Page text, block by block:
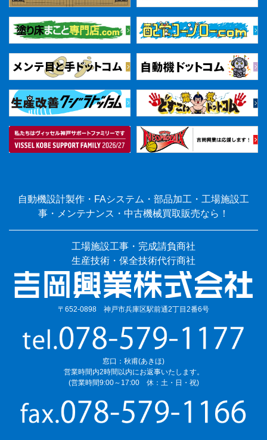
自動機設計製作・FAシステム・部品加工・工場施設工
事・メンテナンス・中古機械買取販売なら！
工場施設工事・完成請負商社
生産技術・保全技術代行商社
〒652-0898 神戸市兵庫区駅前通2丁目2番6号
窓口：秋甫(あきほ)
営業時間内2時間以内にお返事いたします。
(営業時間9:00～17:00 休：土・日・祝)